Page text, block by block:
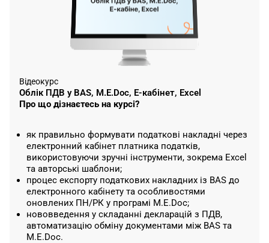
Про що дізнаєтесь на курсі?
як правильно формувати податкові накладні через
електронний кабінет платника податків,
використовуючи зручні інструменти, зокрема Excel
та авторські шаблони;
процес експорту податкових накладних із BAS до
електронного кабінету та особливостями
оновлених ПН/РК у програмі M.E.Doc;
нововведення у складанні декларацій з ПДВ,
автоматизацію обміну документами між BAS та
M.E.Doc.
Облік ПДВ у BAS, М.Е.Doc, Е-кабінет, Excel
Відеокурс